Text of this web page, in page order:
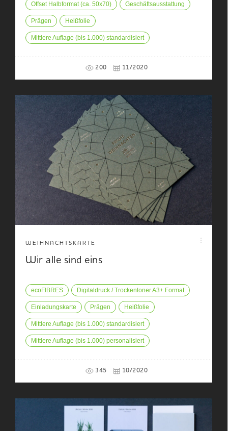
Offset Halbformat (ca. 50x70) Geschäftsausstattung
Prägen Heißfolie
Mittlere Auflage (bis 1.000) standardisiert
200 11/2020
WEIHNACHTSKARTE
Wir alle sind eins
ecoFIBRES Digitaldruck / Trockentoner A3+ Format
Einladungskarte Prägen Heißfolie
Mittlere Auflage (bis 1.000) standardisiert
Mittlere Auflage (bis 1.000) personalisiert
345 10/2020